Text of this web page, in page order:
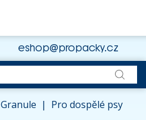
eshop@propacky.cz
Granule | Pro dospělé psy